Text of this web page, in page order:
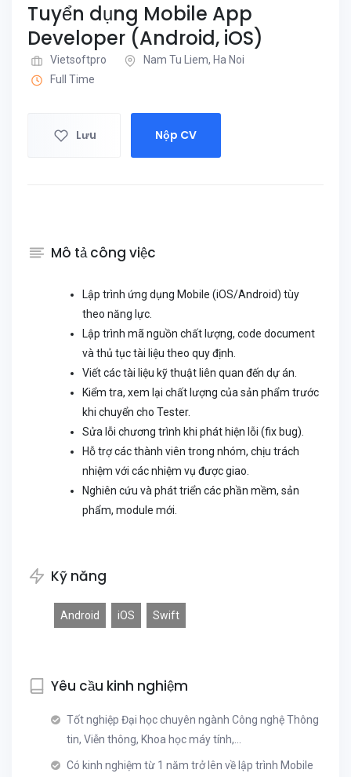
Tuyển dụng Mobile App
Developer (Android, iOS)
Vietsoftpro
Nam Tu Liem, Ha Noi
Full Time
Lưu Nộp CV
Mô tả công việc
Lập trình ứng dụng Mobile (iOS/Android) tùy
theo năng lực.
Lập trình mã nguồn chất lượng, code document
và thủ tục tài liệu theo quy định.
Viết các tài liệu kỹ thuật liên quan đến dự án.
Kiểm tra, xem lại chất lượng của sản phẩm trước
khi chuyển cho Tester.
Sửa lỗi chương trình khi phát hiện lỗi (fix bug).
Hỗ trợ các thành viên trong nhóm, chịu trách
nhiệm với các nhiệm vụ được giao.
Nghiên cứu và phát triển các phần mềm, sản
phẩm, module mới.
Kỹ năng
Android iOS Swift
Yêu cầu kinh nghiệm
Tốt nghiệp Đại học chuyên ngành Công nghệ Thông
tin, Viễn thông, Khoa học máy tính,...
Có kinh nghiệm từ 1 năm trở lên về lập trình Mobile